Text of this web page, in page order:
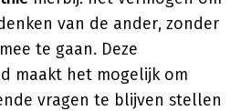
van de ander, zonder
te gaan. Deze
maakt het mogelijk om
vragen te blijven stellen